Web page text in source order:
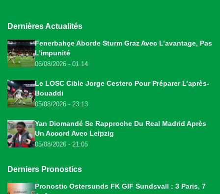
Dernières Actualités
Fenerbahçe Aborde Sturm Graz Avec L’avantage, Pas
L’impunité
06/08/2026 - 01:14
Le LOSC Cible Jorge Cestero Pour Préparer L’après-
Bouaddi
05/08/2026 - 23:13
Yan Diomandé Se Rapproche Du Real Madrid Après
Un Accord Avec Leipzig
05/08/2026 - 21:05
Derniers Pronostics
Pronostic Ostersunds FK GIF Sundsvall : 3 Paris, 7